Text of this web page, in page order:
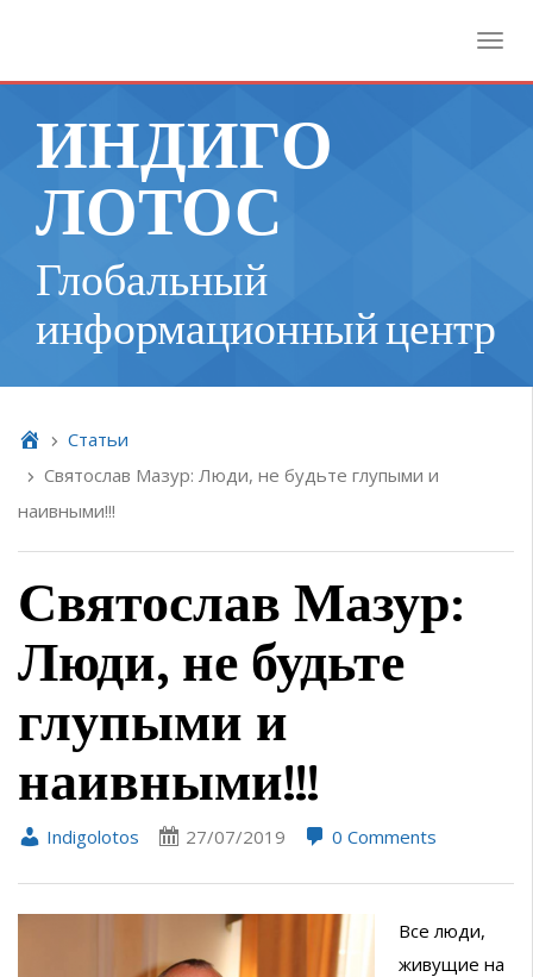
ИНДИГО
ЛОТОС
Глобальный
информационный центр
Cтатьи
Святослав Мазур: Люди, не будьте глупыми и
наивными!!!
Святослав Мазур:
Люди, не будьте
глупыми и
наивными!!!
Indigolotos 27/07/2019 0 Comments
Все люди,
живущие на